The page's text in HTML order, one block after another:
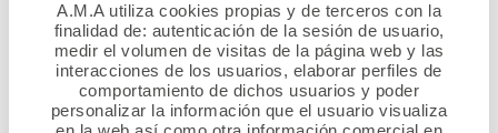
A.M.A utiliza cookies propias y de terceros con la
finalidad de: autenticación de la sesión de usuario,
medir el volumen de visitas de la página web y las
interacciones de los usuarios, elaborar perfiles de
comportamiento de dichos usuarios y poder
personalizar la información que el usuario visualiza